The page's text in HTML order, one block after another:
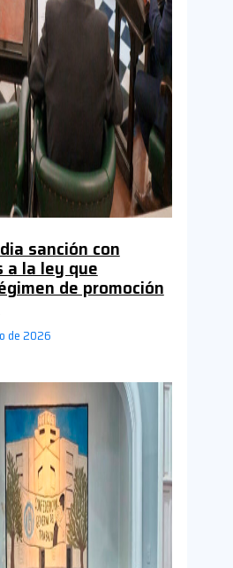
sanción con
a la ley que
de promoción
de 2026